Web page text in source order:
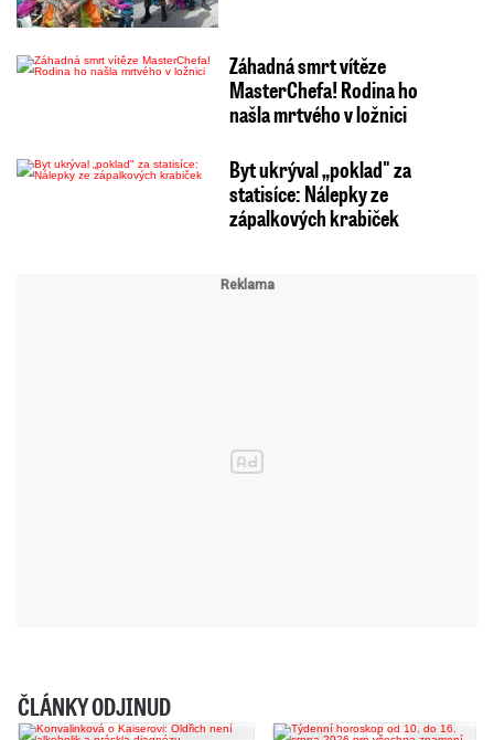
Záhadná smrt vítěze
MasterChefa! Rodina ho
našla mrtvého v ložnici
Byt ukrýval „poklad" za
statisíce: Nálepky ze
zápalkových krabiček
ČLÁNKY ODJINUD